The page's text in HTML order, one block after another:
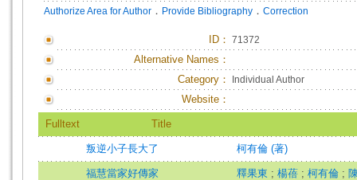
Authorize Area for Author ． Provide Bibliography ． Correction
ID ： 71372
Alternative Names：
Category：
Individual Author
Website：
Fulltext Title
叛逆小子長大了 柯有倫 (著)
福慧當家好傳家 釋果東 ; 楊蓓 ; 柯有倫 ;